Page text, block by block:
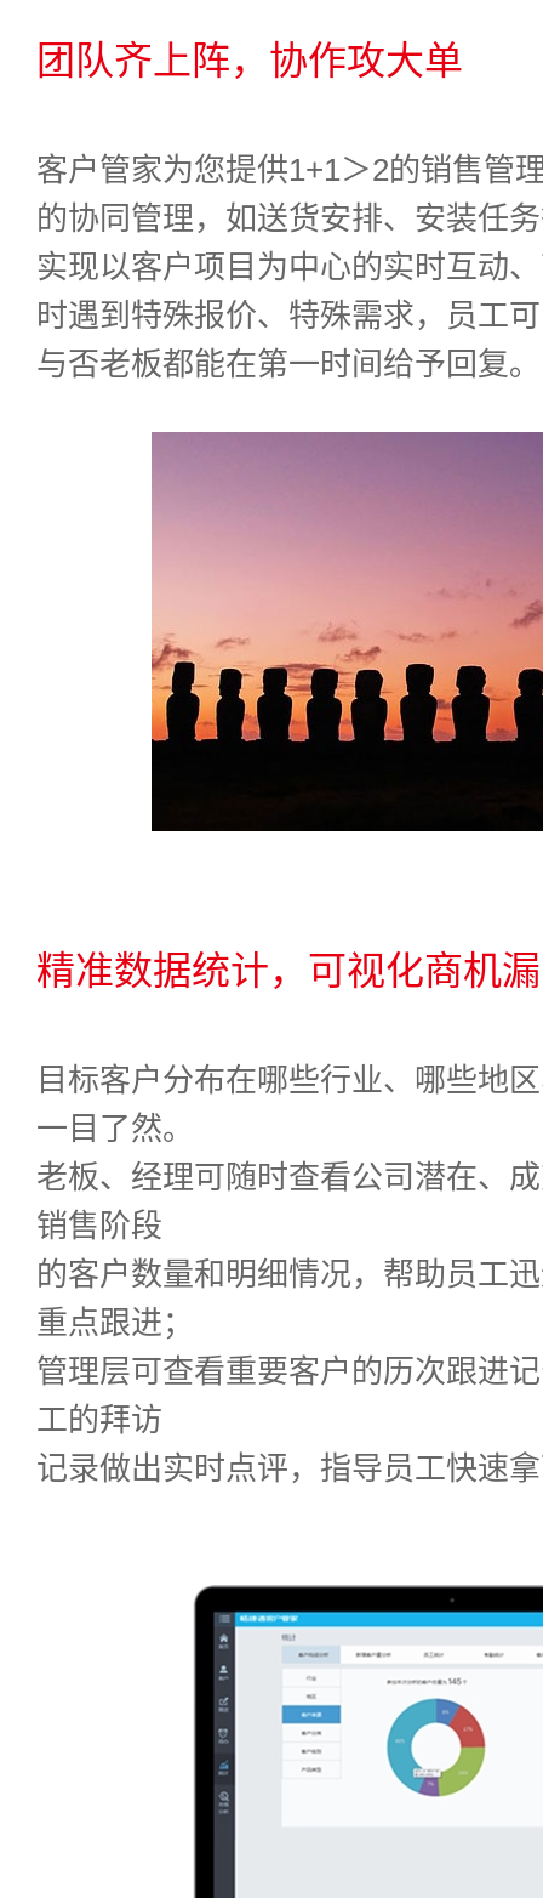
团队齐上阵，协作攻大单
客户管家为您提供1+1＞2的销售管
的协同管理，如送货安排、安装任
实现以客户项目为中心的实时互动
时遇到特殊报价、特殊需求，员工
与否老板都能在第一时间给予回复。
精准数据统计，可视化商机
目标客户分布在哪些行业、哪些地
一目了然。
老板、经理可随时查看公司潜在、
销售阶段
的客户数量和明细情况，帮助员工
重点跟进；
管理层可查看重要客户的历次跟进
工的拜访
记录做出实时点评，指导员工快速